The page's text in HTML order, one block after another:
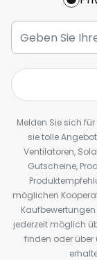
Melden Sie sich
sie tolle
Ventilatoren,
Gutscheine,
möglichen
jederzeit möglich
finden oder über